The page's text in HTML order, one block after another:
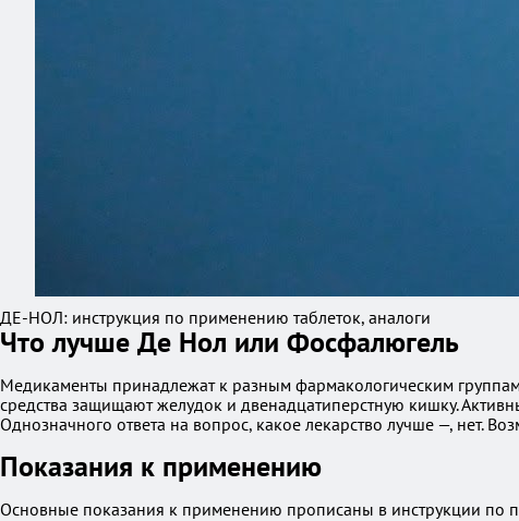
ДЕ-НОЛ: инструкция по применению таблеток, аналоги
Что лучше Де Нол или Фосфалюгель
Медикаменты принадлежат к разным фармакологическим
средства защищают желудок и двенадцатиперстную кишку.
Однозначного ответа на вопрос, какое лекарство лучше —, нет.
Показания к применению
Основные показания к применению прописаны в инструкции по